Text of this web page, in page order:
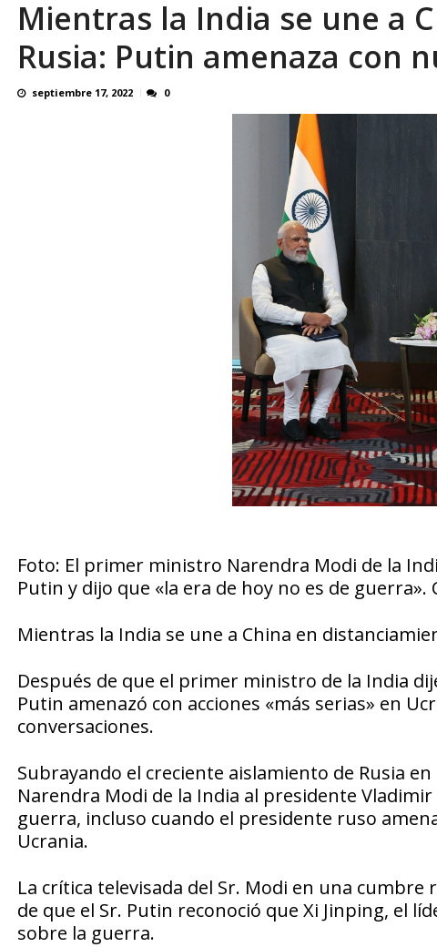
El último que apague la luz: 17 años de
Mientras la India se une a
Rusia: Putin amenaza con
septiembre 17, 2022 0
Foto: El primer ministro Narendra Modi de la
Putin y dijo que «la era de hoy no es de
Mientras la India se une a China en
Después de que el primer ministro de la India
Putin amenazó con acciones «más serias» en
conversaciones.
Subrayando el creciente aislamiento de Rusia
Narendra Modi de la India al presidente
guerra, incluso cuando el presidente ruso
Ucrania.
La crítica televisada del Sr. Modi en una
de que el Sr. Putin reconoció que Xi Jinping, el
sobre la guerra.